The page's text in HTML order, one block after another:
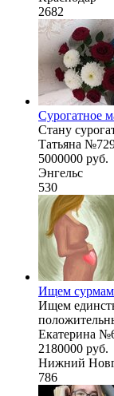
2682
Сурогатное
Стану
Татьяна
5000000 руб.
Энгельс
530
Ищем
Ищем
Екатерина
2180000 руб.
Нижний
786